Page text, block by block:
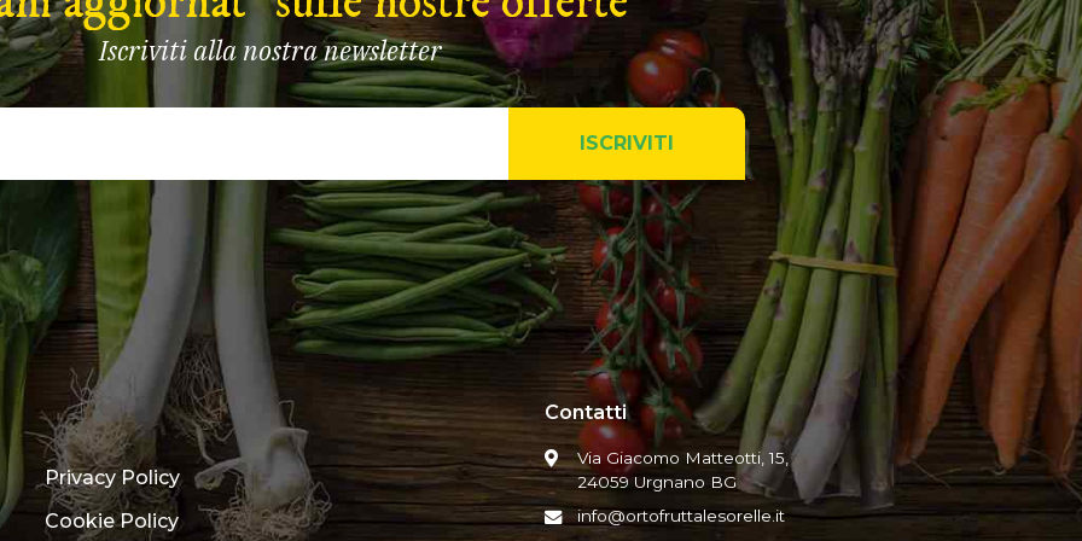
Iscriviti alla nostra newsletter
Privacy Policy
Cookie Policy
Contatti
Via Giacomo Matteotti, 15,
24059 Urgnano BG
info@ortofruttalesorelle.it